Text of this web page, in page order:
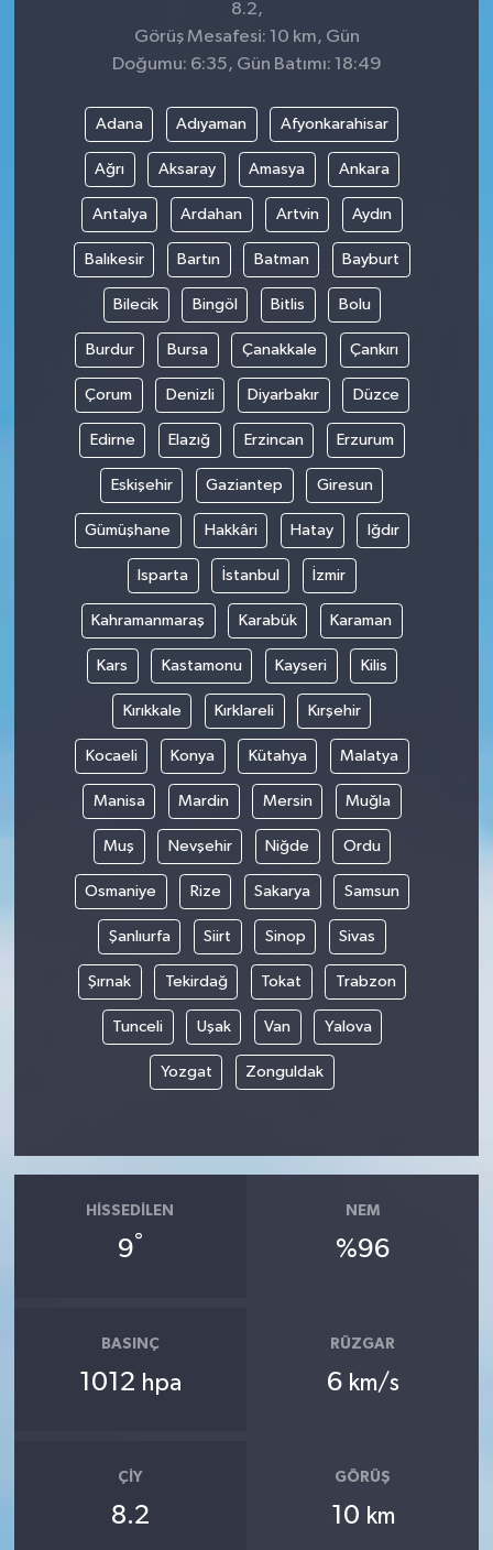
8.2,
Görüş Mesafesi: 10 km, Gün
Doğumu: 6:35, Gün Batımı: 18:49
Adana Adıyaman Afyonkarahisar
Ağrı Aksaray Amasya Ankara
Antalya Ardahan Artvin Aydın
Balıkesir Bartın Batman Bayburt
Bilecik Bingöl Bitlis Bolu
Burdur Bursa Çanakkale Çankırı
Çorum Denizli Diyarbakır Düzce
Edirne Elazığ Erzincan Erzurum
Eskişehir Gaziantep Giresun
Gümüşhane Hakkâri Hatay Iğdır
Isparta İstanbul İzmir
Kahramanmaraş Karabük Karaman
Kars Kastamonu Kayseri Kilis
Kırıkkale Kırklareli Kırşehir
Kocaeli Konya Kütahya Malatya
Manisa Mardin Mersin Muğla
Muş Nevşehir Niğde Ordu
Osmaniye Rize Sakarya Samsun
Şanlıurfa Siirt Sinop Sivas
Şırnak Tekirdağ Tokat Trabzon
Tunceli Uşak Van Yalova
Yozgat Zonguldak
HISSEDILEN
9°
NEM
%96
BASINÇ
1012 hpa
RÜZGAR
6 km/s
ÇIY
8.2
GÖRÜŞ
10 km